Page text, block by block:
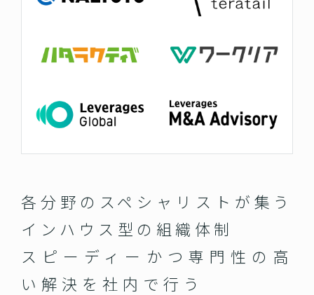
各分野のスペシャリストが集う
インハウス型の組織体制
スピーディーかつ専門性の高
い 解決を社内で行う